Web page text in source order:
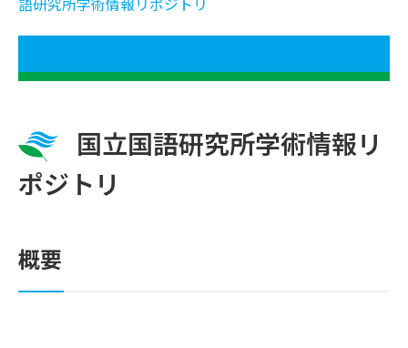
国立国語研究所学術情報リ
ポジトリ
概要